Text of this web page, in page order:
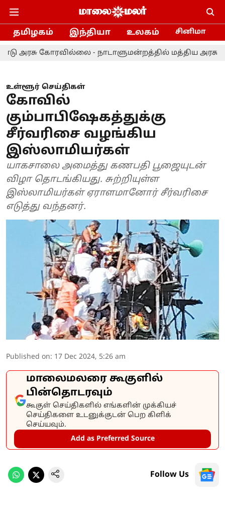
தமிழகம் இந்தியா உலகம் சினிமா
கோரவில்லை - நாடாளுமன்றத்தில் மத்திய அரசு விளக்கம்!
உள்ளூர் செய்திகள்
கோவில்
கும்பாபிஷேகத்துக்கு
சீர்வரிசை வழங்கிய
இஸ்லாமியர்கள்
யாகசாலை அமைத்து கணபதி பூஜையுடன்
விழா தொடங்கியது. சுற்றியுள்ள
இஸ்லாமியர்கள் ஏராளமானோர் சீர்வரிசை
எடுத்து வந்தனர்.
Published on: 17 Dec 2024, 5:26 am
மாலைமலரை கூகுளில்
பின்தொடரவும்
கூகுள் செய்திகளில் எங்களின் முக்கியச்
செய்திகளை உடனுக்குடன் பெற கிளிக்
செய்யவும்.
Add as Preferred Source
Follow Us